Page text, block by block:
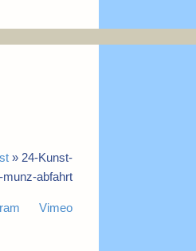
» 24-Kunst-
munz-abfahrt
Vimeo